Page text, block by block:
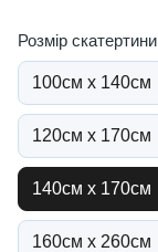
Розмір скатертини
100см х 140см
120см х 170см
140см х 170см
160см х 260см